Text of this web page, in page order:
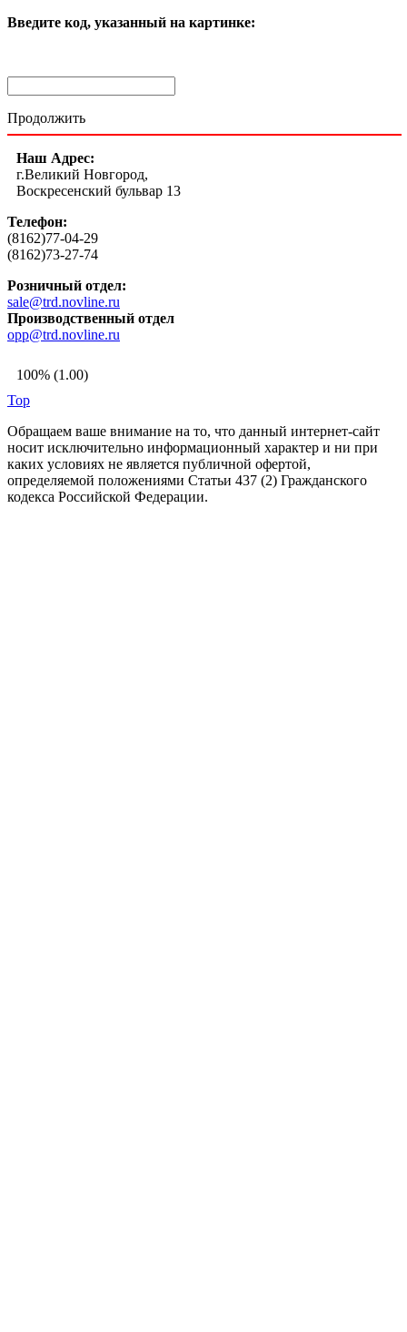
Введите код, указанный на картинке:
Продолжить
Наш Адрес:
г.Великий Новгород,
Воскресенский бульвар 13
Телефон:
(8162)77-04-29
(8162)73-27-74
Розничный отдел:
sale@trd.novline.ru
Производственный отдел
opp@trd.novline.ru
100% (1.00)
Top
Обращаем ваше внимание на то, что данный интернет-сайт
носит исключительно информационный характер и ни при
каких условиях не является публичной офертой,
определяемой положениями Статьи 437 (2) Гражданского
кодекса Российской Федерации.